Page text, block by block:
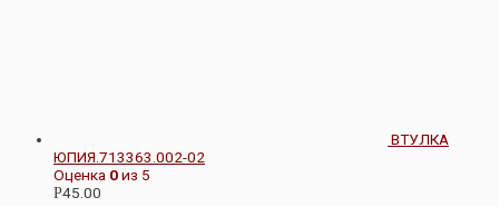
ВТУЛКА
ЮПИЯ.713363.002-02
Оценка 0из 5
Р45.00